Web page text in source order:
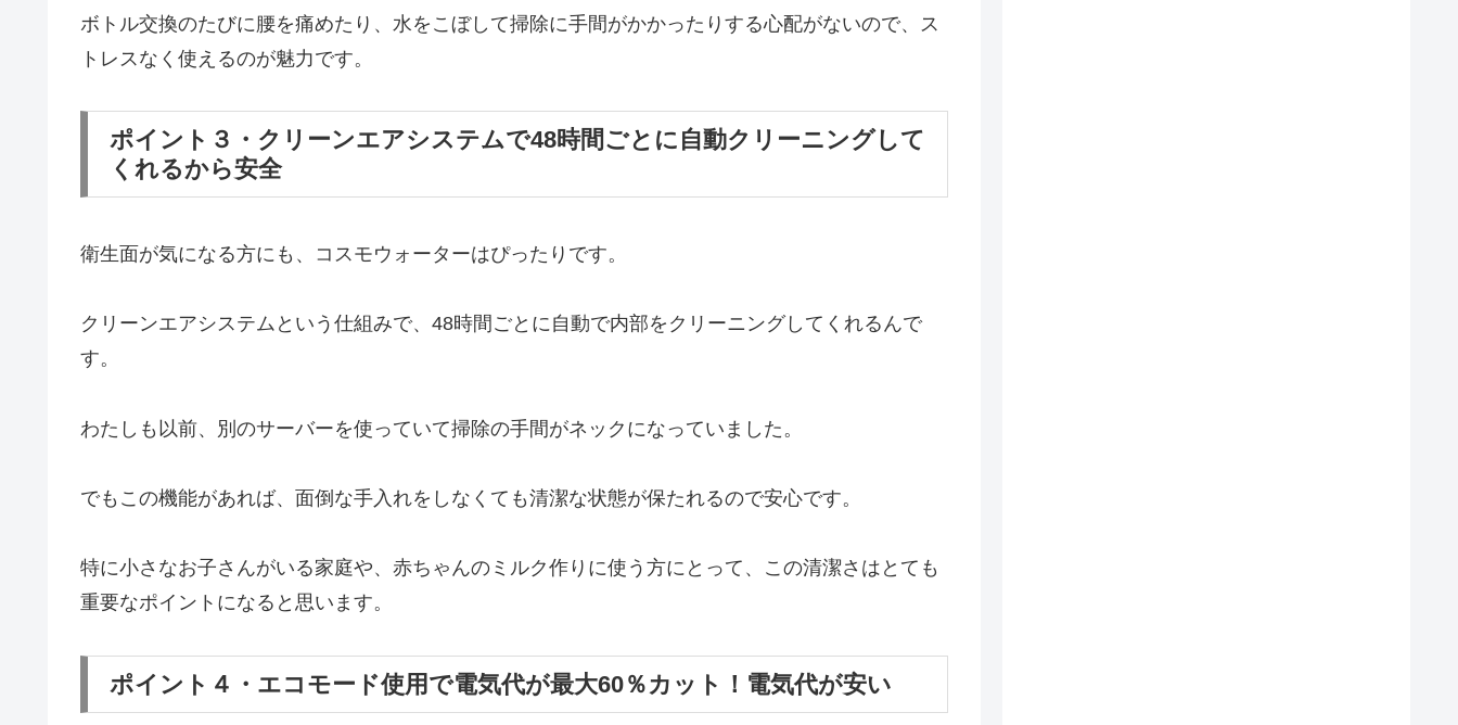
ボトル交換のたびに腰を痛めたり、水をこぼして掃除に手間がかかったりする心配がないので、ス
トレスなく使えるのが魅力です。
ポイント３・クリーンエアシステムで48時間ごとに自動クリーニングして
くれるから安全
衛生面が気になる方にも、コスモウォーターはぴったりです。
クリーンエアシステムという仕組みで、48時間ごとに自動で内部をクリーニングしてくれるんで
す。
わたしも以前、別のサーバーを使っていて掃除の手間がネックになっていました。
でもこの機能があれば、面倒な手入れをしなくても清潔な状態が保たれるので安心です。
特に小さなお子さんがいる家庭や、赤ちゃんのミルク作りに使う方にとって、この清潔さはとても
重要なポイントになると思います。
ポイント４・エコモード使用で電気代が最大60％カット！電気代が安い